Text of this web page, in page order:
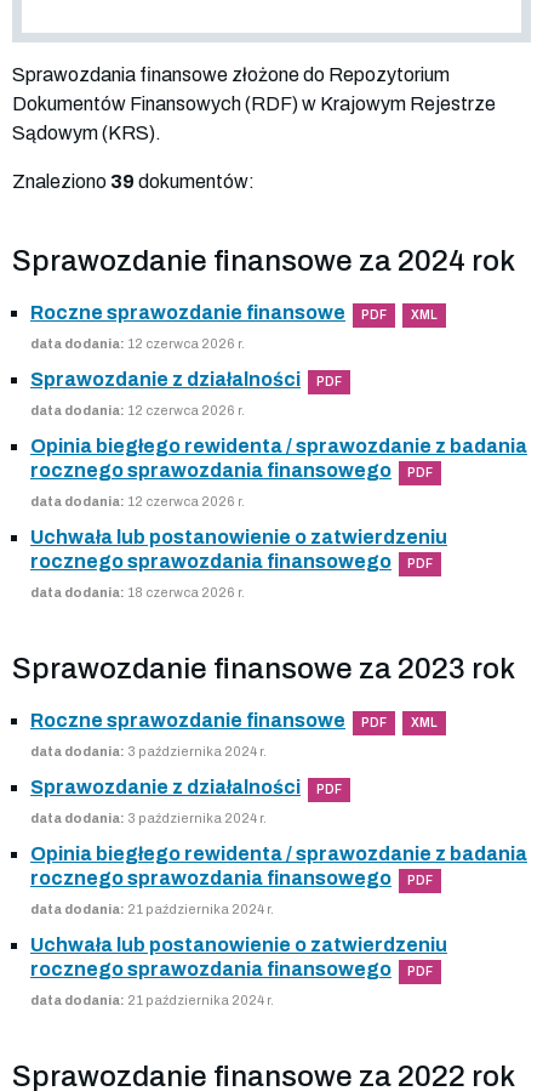
Sprawozdania finansowe złożone do Repozytorium
Dokumentów Finansowych (RDF) w Krajowym Rejestrze
Sądowym (KRS).
Znaleziono 39 dokumentów:
Sprawozdanie finansowe za 2024 rok
Roczne sprawozdanie finansowe PDF XML
data dodania: 12 czerwca 2026 r.
Sprawozdanie z działalności PDF
data dodania: 12 czerwca 2026 r.
Opinia biegłego rewidenta / sprawozdanie z badania
rocznego sprawozdania finansowego
PDF
data dodania: 12 czerwca 2026 r.
Uchwała lub postanowienie o zatwierdzeniu
rocznego sprawozdania finansowego
PDF
data dodania: 18 czerwca 2026 r.
Sprawozdanie finansowe za 2023 rok
Roczne sprawozdanie finansowe PDF XML
data dodania: 3 października 2024 r.
Sprawozdanie z działalności PDF
data dodania: 3 października 2024 r.
Opinia biegłego rewidenta / sprawozdanie z badania
rocznego sprawozdania finansowego
PDF
data dodania: 21 października 2024 r.
Uchwała lub postanowienie o zatwierdzeniu
rocznego sprawozdania finansowego
PDF
data dodania: 21 października 2024 r.
Sprawozdanie finansowe za 2022 rok